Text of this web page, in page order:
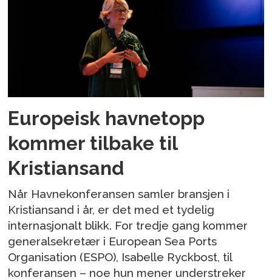
Europeisk havnetopp
kommer tilbake til
Kristiansand
Når Havnekonferansen samler bransjen i
Kristiansand i år, er det med et tydelig
internasjonalt blikk. For tredje gang kommer
generalsekretær i European Sea Ports
Organisation (ESPO), Isabelle Ryckbost, til
konferansen – noe hun mener understreker